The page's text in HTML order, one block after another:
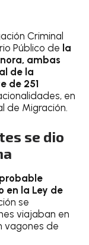
Criminal
Público de la
ambas
de la
de 251
en
de Migración.
se dio
en la Ley de
se
viajaban en
vagones de